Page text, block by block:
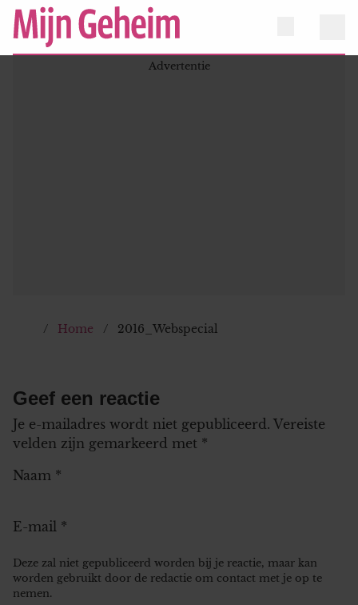
Home 2016_Webspecial
Geef een reactie
Je e-mailadres wordt niet gepubliceerd. Vereiste
velden zijn gemarkeerd met *
Naam *
E-mail *
Deze zal niet gepubliceerd worden bij je reactie, maar kan
worden gebruikt door de redactie om contact met je op te
nemen.